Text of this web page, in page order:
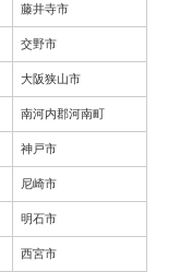
藤井寺市
交野市
大阪狭山市
南河内郡河南町
神戸市
尼崎市
明石市
西宮市